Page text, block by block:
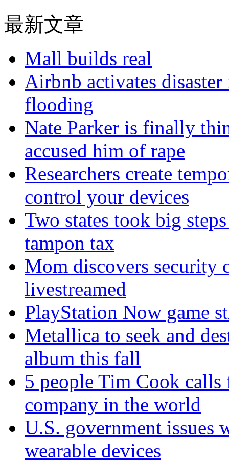
最新文章
Mall builds real
Airbnb activates
flooding
Nate Parker is finally
accused him of rape
Researchers create
control your devices
Two states took big
tampon tax
Mom discovers security
livestreamed
PlayStation Now game
Metallica to seek and
album this fall
5 people Tim Cook
company in the world
U.S. government issues
wearable devices